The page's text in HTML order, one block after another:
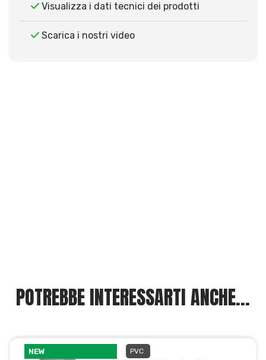
Visualizza i dati tecnici dei prodotti
Scarica i nostri video
POTREBBE INTERESSARTI ANCHE...
NEW PVC